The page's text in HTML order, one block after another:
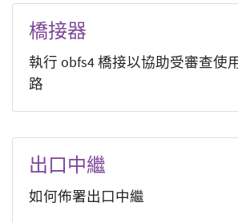
橋接器
執行 obfs4 橋接以協助受審查使
路
出口中繼
如何佈署出口中繼